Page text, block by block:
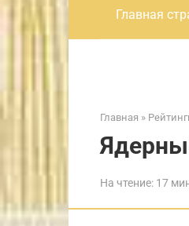
Главная
Главная »
На чтение: 17